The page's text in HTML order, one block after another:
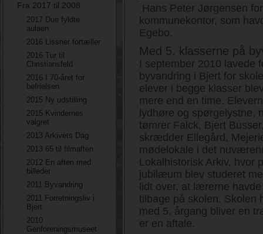
Fra 2017 til 2008
2017 Due fyldte
aulaen
2016 Lissner fortæller
2016 Tur til
Christiansfeld
2016 I 70-året for
befrielsen
2015 Ny udstilling
2015 Kvindernes
valgret
2013 Arkivets Dag
2013 65 til filmaften
2012 En aften med
billeder
2011 Byvandring
2011 Forretningsliv i
Bjert
2010
Genforeningsmuseet
Hans Peter Jørgensen
kommunekontor, som
Egebo.
Med 5. klasserne på
I september 2010 lavede
byvandring i Bjert for
elever i begge klasser
mere end en time.
lydhøre og spørgelystne,
tømrer Falck, Bjert
skrædder Ellegård,
mødelokale i det
Lokalhistorisk Arkiv, hvor
jubilæum blev studeret
lidt over, at lærerne
tilbage på skolen. Skolen
med 5. årgang bliver en
er en aftale.